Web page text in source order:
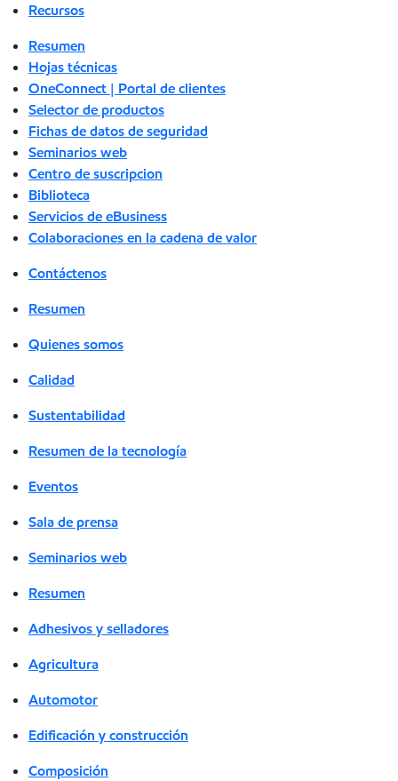
Recursos
Resumen
Hojas técnicas
OneConnect | Portal de clientes
Selector de productos
Fichas de datos de seguridad
Seminarios web
Centro de suscripcion
Biblioteca
Servicios de eBusiness
Colaboraciones en la cadena de valor
Contáctenos
Resumen
Quienes somos
Calidad
Sustentabilidad
Resumen de la tecnología
Eventos
Sala de prensa
Seminarios web
Resumen
Adhesivos y selladores
Agricultura
Automotor
Edificación y construcción
Composición